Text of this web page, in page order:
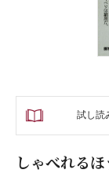
試し読
しゃべれるほ